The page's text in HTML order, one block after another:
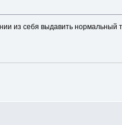
из себя выдавить нормальный